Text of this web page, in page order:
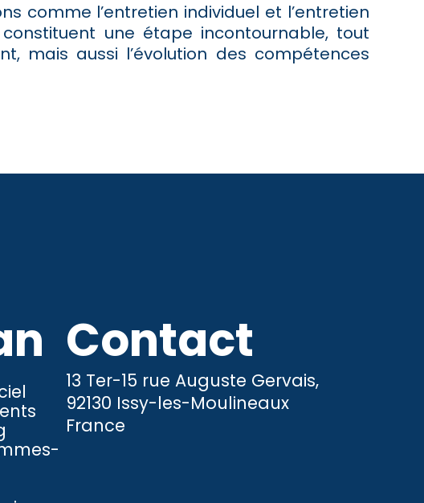
comme l’entretien individuel et l’entretien
une étape incontournable, tout
mais aussi l’évolution des compétences
Contact
13 Ter-15 rue Auguste Gervais,
92130 Issy-les-Moulineaux
France